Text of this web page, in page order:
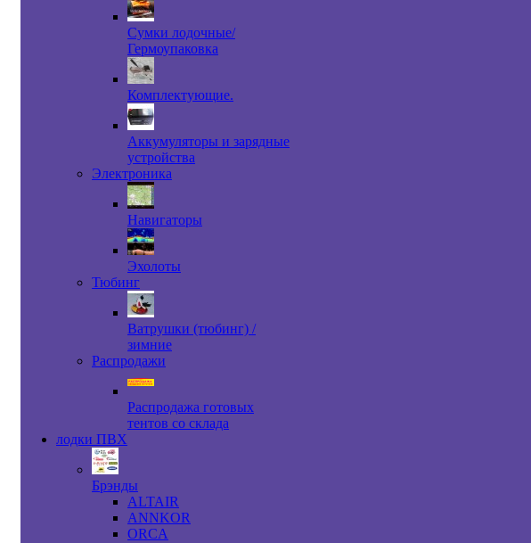
Сумки лодочные/
Гермоупаковка
Комплектующие.
Аккумуляторы и зарядные
устройства
Электроника
Навигаторы
Эхолоты
Тюбинг
Ватрушки (тюбинг) /
зимние
Распродажи
Распродажа готовых
тентов со склада
лодки ПВХ
Брэнды
ALTAIR
ANNKOR
ORCA